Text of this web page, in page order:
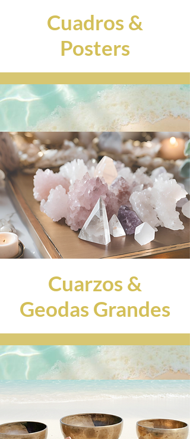
Cuadros &
Posters
Cuarzos &
Geodas Grandes